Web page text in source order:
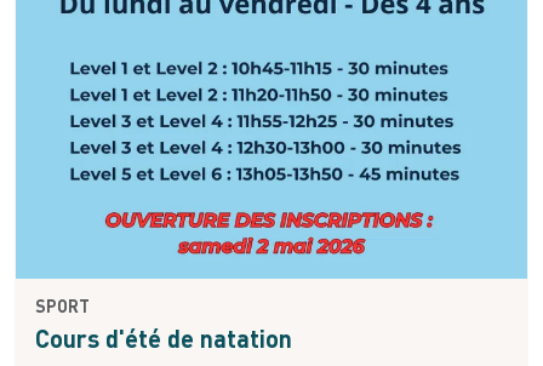
SPORT
Cours d'été de natation